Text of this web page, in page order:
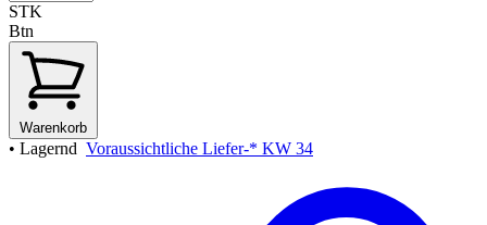
STK
Btn
Warenkorb
• Lagernd Voraussichtliche Liefer-* KW 34